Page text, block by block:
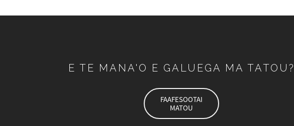
E TE MANA'O E GALUEGA MA
FAAFESOOTAI
MATOU